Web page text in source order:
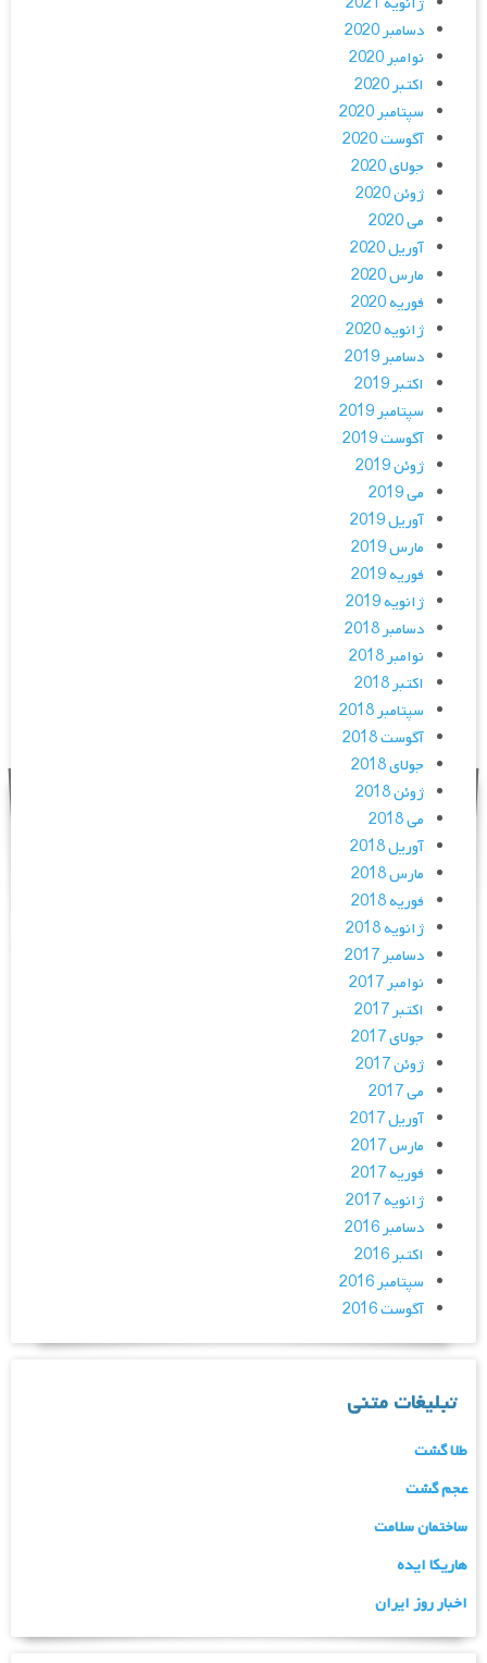
دسامبر 2020
نوامبر 2020
اکتبر 2020
سپتامبر 2020
آگوست 2020
جولای 2020
ژوئن 2020
می 2020
آوریل 2020
مارس 2020
فوریه 2020
ژانویه 2020
دسامبر 2019
اکتبر 2019
سپتامبر 2019
آگوست 2019
ژوئن 2019
می 2019
آوریل 2019
مارس 2019
فوریه 2019
ژانویه 2019
دسامبر 2018
نوامبر 2018
اکتبر 2018
سپتامبر 2018
آگوست 2018
جولای 2018
ژوئن 2018
می 2018
آوریل 2018
مارس 2018
فوریه 2018
ژانویه 2018
دسامبر 2017
نوامبر 2017
اکتبر 2017
جولای 2017
ژوئن 2017
می 2017
آوریل 2017
مارس 2017
فوریه 2017
ژانویه 2017
دسامبر 2016
اکتبر 2016
سپتامبر 2016
آگوست 2016
تبلیغات متنی
طلا گشت
عجم گشت
ساختمان سلامت
هاریکا ایده
اخبار روز ایران